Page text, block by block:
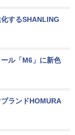
するSHANLING
ル「M6」に新色
ランドHOMURA